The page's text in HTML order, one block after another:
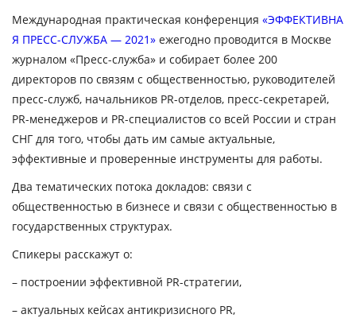
Международная практическая конференция «ЭФФЕКТИВНА
Я ПРЕСС-СЛУЖБА — 2021» ежегодно проводится в Москве
журналом «Пресс-служба» и собирает более 200
директоров по связям с общественностью, руководителей
пресс-служб, начальников PR-отделов, пресс-секретарей,
PR-менеджеров и PR-специалистов со всей России и стран
СНГ для того, чтобы дать им самые актуальные,
эффективные и проверенные инструменты для работы.
Два тематических потока докладов: связи с
общественностью в бизнесе и связи с общественностью в
государственных структурах.
Спикеры расскажут о:
– построении эффективной PR-стратегии,
– актуальных кейсах антикризисного PR,